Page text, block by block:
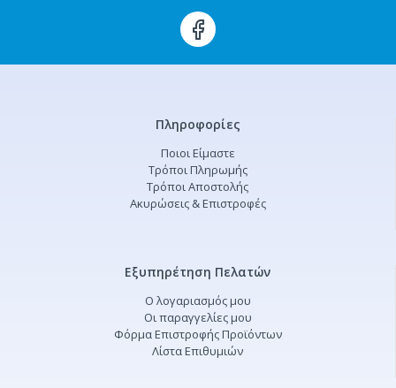
Πληροφορίες
Ποιοι Είμαστε
Τρόποι Πληρωμής
Τρόποι Αποστολής
Ακυρώσεις & Επιστροφές
Εξυπηρέτηση Πελατών
Ο λογαριασμός μου
Οι παραγγελίες μου
Φόρμα Επιστροφής Προϊόντων
Λίστα Επιθυμιών